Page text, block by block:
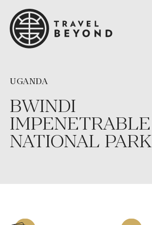
BWINDI
IMPENETRABLE
NATIONAL PARK
UGANDA